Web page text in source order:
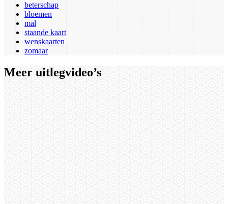
beterschap
bloemen
mal
staande kaart
wenskaarten
zomaar
Meer uitlegvideo’s